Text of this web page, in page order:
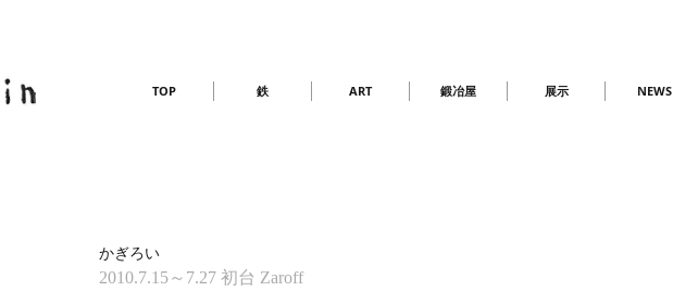
TOP 鉄 ART 鍛冶屋 展示 NEWS
かぎろい
2010.7.15～7.27 初台 Zaroff